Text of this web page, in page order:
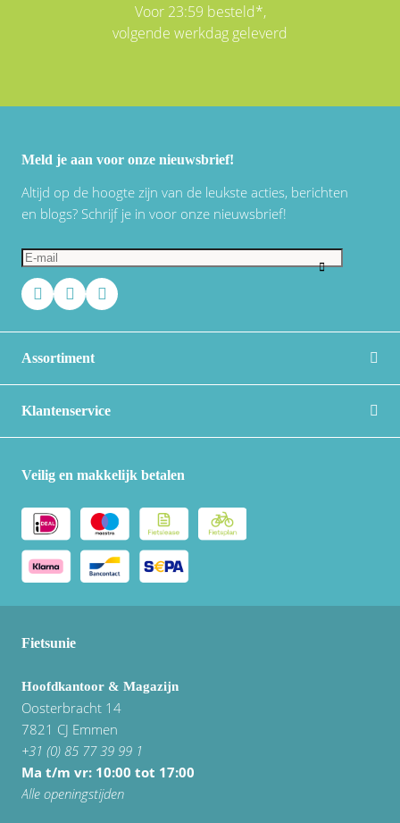
Voor 23:59 besteld*,
volgende werkdag geleverd
Meld je aan voor onze nieuwsbrief!
Altijd op de hoogte zijn van de leukste acties, berichten
en blogs? Schrijf je in voor onze nieuwsbrief!
Assortiment
Klantenservice
Veilig en makkelijk betalen
Fietsunie
Hoofdkantoor & Magazijn
Oosterbracht 14
7821 CJ Emmen
+31 (0) 85 77 39 99 1
Ma t/m vr: 10:00 tot 17:00
Alle openingstijden